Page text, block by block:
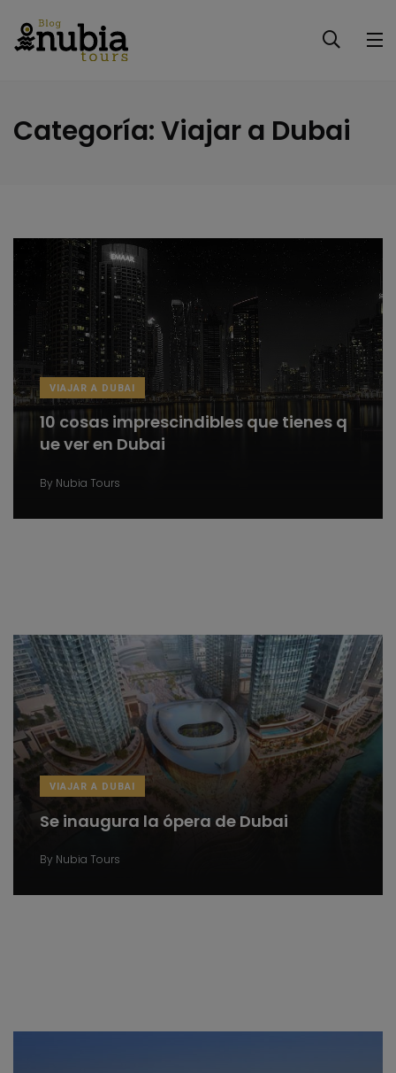
Categoría:Viajar a Dubai
VIAJAR A DUBAI
10 cosas imprescindibles que tienes q
ue ver en Dubai
By Nubia Tours
VIAJAR A DUBAI
Se inaugura la ópera de Dubai
By Nubia Tours